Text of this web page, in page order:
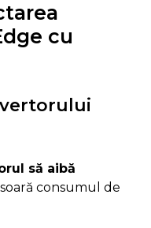
cu
să aibă
consumul de